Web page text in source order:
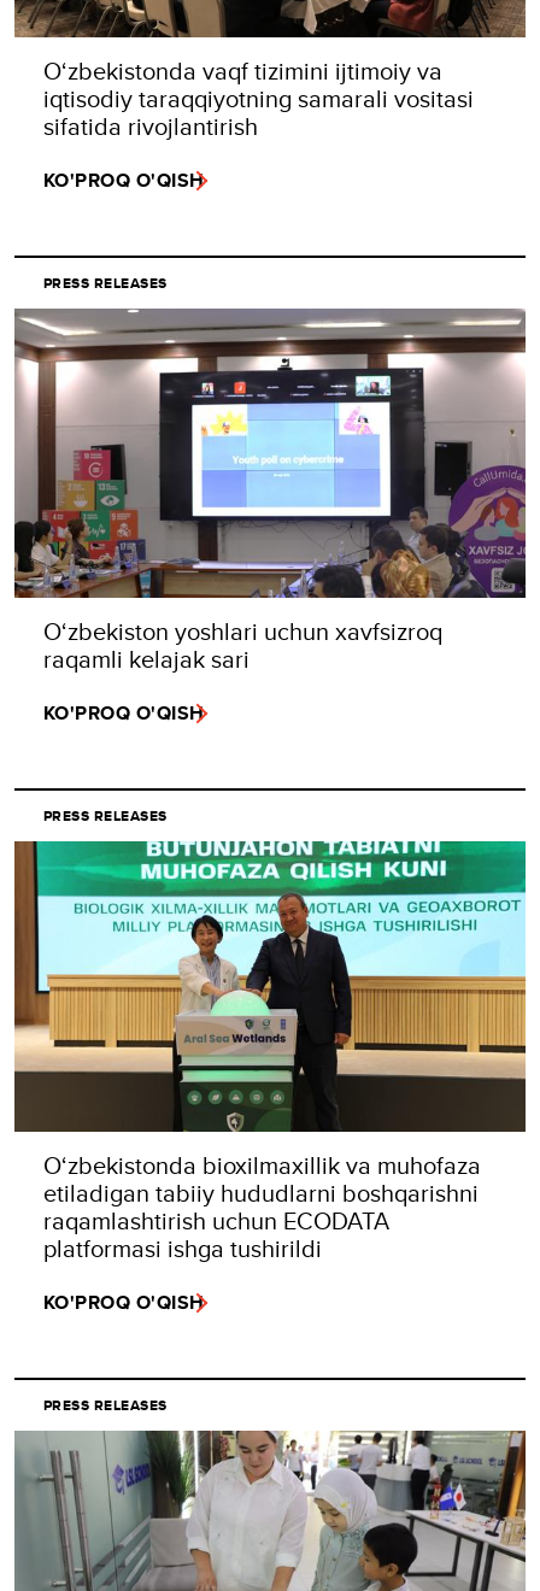
O‘zbekistonda vaqf tizimini ijtimoiy va
iqtisodiy taraqqiyotning samarali vositasi
sifatida rivojlantirish
KO'PROQ O'QISH
PRESS RELEASES
O‘zbekiston yoshlari uchun xavfsizroq
raqamli kelajak sari
KO'PROQ O'QISH
PRESS RELEASES
O‘zbekistonda bioxilmaxillik va muhofaza
etiladigan tabiiy hududlarni boshqarishni
raqamlashtirish uchun ECODATA
platformasi ishga tushirildi
KO'PROQ O'QISH
PRESS RELEASES